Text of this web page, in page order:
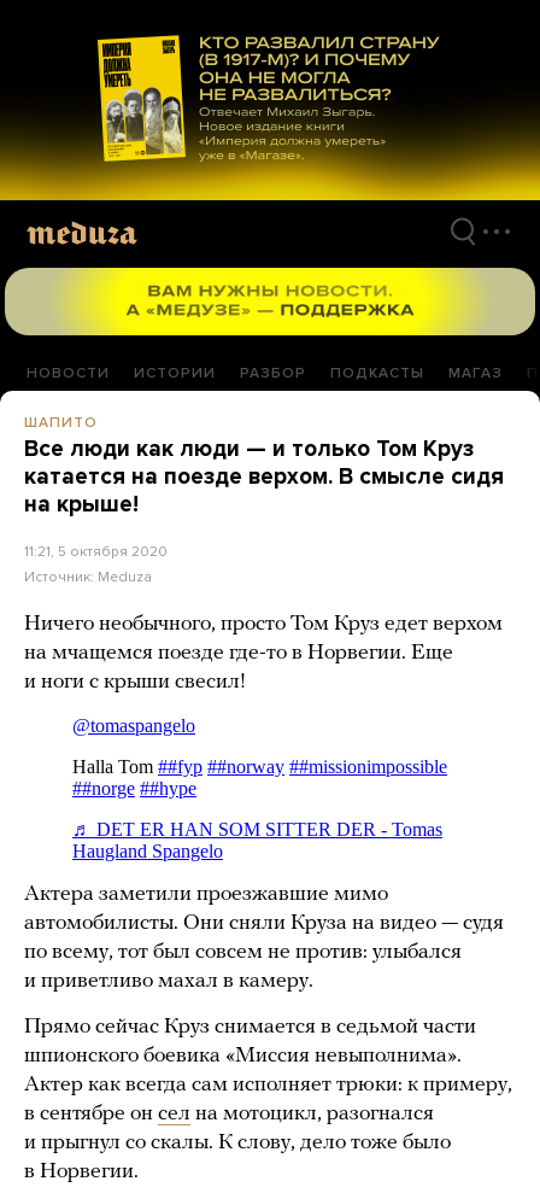
материалам
НОВОСТИ ИСТОРИИ РАЗБОР ПОДКАСТЫ МАГАЗ
ШАПИТО
Все люди как люди — и только Том Круз
катается на поезде верхом. В смысле сидя
на крыше!
11:21, 5 октября 2020
Источник: Meduza
Ничего необычного, просто Том Круз едет верхом
на мчащемся поезде где-то в Норвегии. Еще
и ноги с крыши свесил!
Актера заметили проезжавшие мимо
автомобилисты. Они сняли Круза на видео — судя
по всему, тот был совсем не против: улыбался
и приветливо махал в камеру.
Прямо сейчас Круз снимается в седьмой части
шпионского боевика «Миссия невыполнима».
Актер как всегда сам исполняет трюки: к примеру,
в сентябре он сел на мотоцикл, разогнался
и прыгнул со скалы. К слову, дело тоже было
в Норвегии.